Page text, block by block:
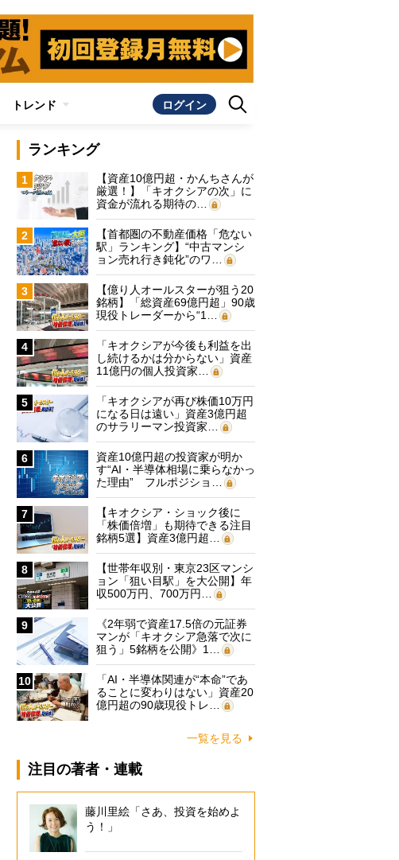
トレンド ログイン
ランキング
1
【資産10億円超・かんちさんが
厳選！】「キオクシアの次」に
資金が流れる期待の…
2
【首都圏の不動産価格「危ない
駅」ランキング】“中古マンシ
ョン売れ行き鈍化”のワ…
3
【億り人オールスターが狙う20
銘柄】「総資産69億円超」90歳
現役トレーダーから“1…
4
「キオクシアが今後も利益を出
し続けるかは分からない」資産
11億円の個人投資家…
5
「キオクシアが再び株価10万円
になる日は遠い」資産3億円超
のサラリーマン投資家…
6
資産10億円超の投資家が明か
す“AI・半導体相場に乗らなかっ
た理由” フルポジショ…
7
【キオクシア・ショック後に
「株価倍増」も期待できる注目
銘柄5選】資産3億円超…
8
【世帯年収別・東京23区マンシ
ョン「狙い目駅」を大公開】年
収500万円、700万円…
9
《2年弱で資産17.5倍の元証券
マンが「キオクシア急落で次に
狙う」5銘柄を公開》1…
10
「AI・半導体関連が“本命”であ
ることに変わりはない」資産20
億円超の90歳現役トレ…
一覧を見る
注目の著者・連載
藤川里絵「さあ、投資を始めよ
う！」